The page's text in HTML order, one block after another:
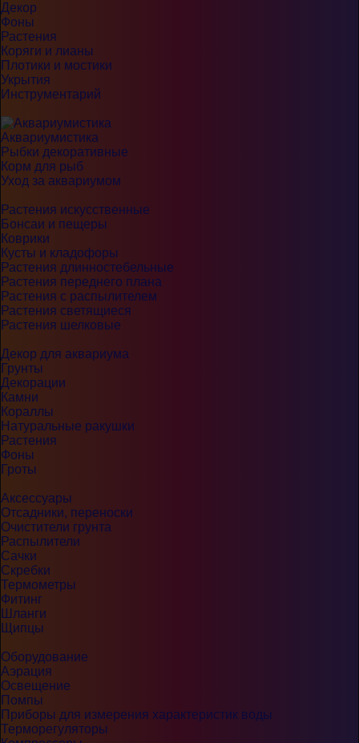
Декор
Фоны
Растения
Коряги и лианы
Плотики и мостики
Укрытия
Инструментарий
Аквариумистика
Рыбки декоративные
Корм для рыб
Уход за аквариумом
Растения искусственные
Бонсаи и пещеры
Коврики
Кусты и кладофоры
Растения длинностебельные
Растения переднего плана
Растения с распылителем
Растения светящиеся
Растения шелковые
Декор для аквариума
Грунты
Декорации
Камни
Кораллы
Натуральные ракушки
Растения
Фоны
Гроты
Аксессуары
Отсадники, переноски
Очистители грунта
Распылители
Сачки
Скребки
Термометры
Фитинг
Шланги
Щипцы
Оборудование
Аэрация
Освещение
Помпы
Приборы для измерения характеристик воды
Терморегуляторы